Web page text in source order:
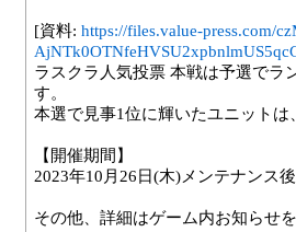
[資料: https://files.value-press.com/
ラスクラ人気投票 本戦は予選でラ
す。
本選で見事1位に輝いたユニット
【開催期間】
2023年10月26日(木)メンテナンス
その他、詳細はゲーム内お知らせ